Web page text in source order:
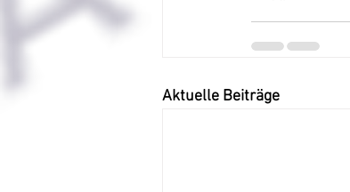
Aktuelle Beiträge